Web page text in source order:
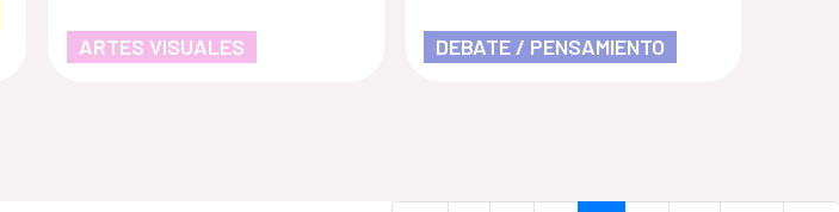
ARTES VISUALES DEBATE / PENSAMIENTO